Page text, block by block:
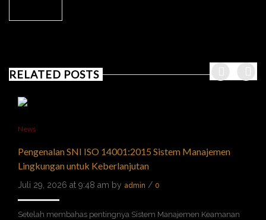
RELATED POSTS
News
Pengenalan SNI ISO 14001:2015 Sistem Manajemen
Lingkungan untuk Keberlanjutan
Juli 29, 2026 at 9:48 am by admin / 0
Setelah membahas pentingnya Sistem Manajemen Keamanan